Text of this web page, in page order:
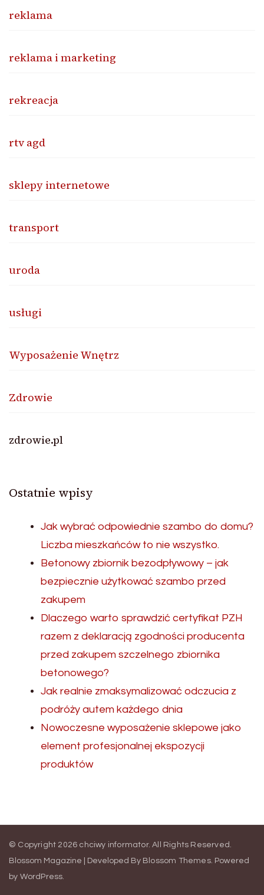
reklama
reklama i marketing
rekreacja
rtv agd
sklepy internetowe
transport
uroda
usługi
Wyposażenie Wnętrz
Zdrowie
zdrowie.pl
Ostatnie wpisy
Jak wybrać odpowiednie szambo do domu?
Liczba mieszkańców to nie wszystko.
Betonowy zbiornik bezodpływowy – jak
bezpiecznie użytkować szambo przed
zakupem
Dlaczego warto sprawdzić certyfikat PZH
razem z deklaracją zgodności producenta
przed zakupem szczelnego zbiornika
betonowego?
Jak realnie zmaksymalizować odczucia z
podróży autem każdego dnia
Nowoczesne wyposażenie sklepowe jako
element profesjonalnej ekspozycji
produktów
© Copyright 2026 chciwy informator. All Rights Reserved.
Blossom Magazine | Developed By Blossom Themes. Powered
by WordPress.